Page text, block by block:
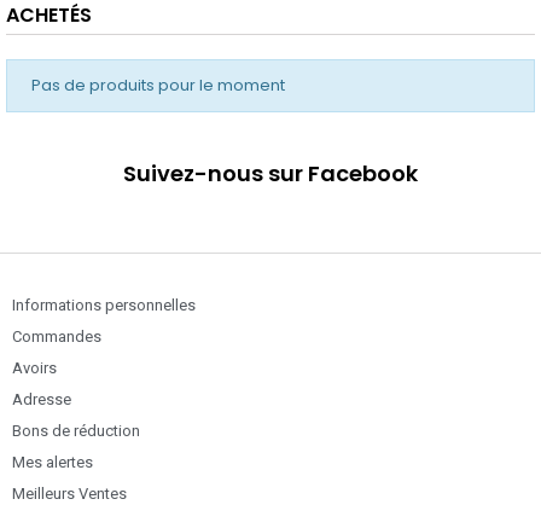
ACHETÉS
Pas de produits pour le moment
Suivez-nous sur Facebook
Informations personnelles
Commandes
Avoirs
Adresse
Bons de réduction
Mes alertes
Meilleurs Ventes